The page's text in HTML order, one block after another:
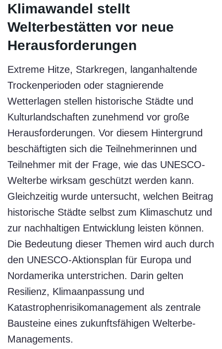
Klimawandel stellt
Welterbestätten vor neue
Herausforderungen
Extreme Hitze, Starkregen, langanhaltende
Trockenperioden oder stagnierende
Wetterlagen stellen historische Städte und
Kulturlandschaften zunehmend vor große
Herausforderungen. Vor diesem Hintergrund
beschäftigten sich die Teilnehmerinnen und
Teilnehmer mit der Frage, wie das UNESCO-
Welterbe wirksam geschützt werden kann.
Gleichzeitig wurde untersucht, welchen Beitrag
historische Städte selbst zum Klimaschutz und
zur nachhaltigen Entwicklung leisten können.
Die Bedeutung dieser Themen wird auch durch
den UNESCO-Aktionsplan für Europa und
Nordamerika unterstrichen. Darin gelten
Resilienz, Klimaanpassung und
Katastrophenrisikomanagement als zentrale
Bausteine eines zukunftsfähigen Welterbe-
Managements.